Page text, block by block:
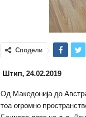
Сподели
Штип,24.02.2019
Од Македонија до
тоа огромно